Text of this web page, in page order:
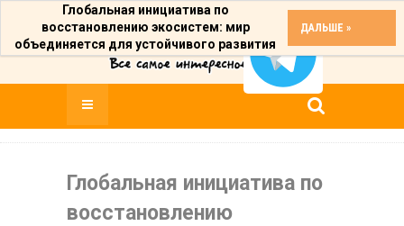
Глобальная инициатива по
восстановлению экосистем: мир
объединяется для устойчивого развития
ДАЛЬШЕ »
Глобальная инициатива по
восстановлению